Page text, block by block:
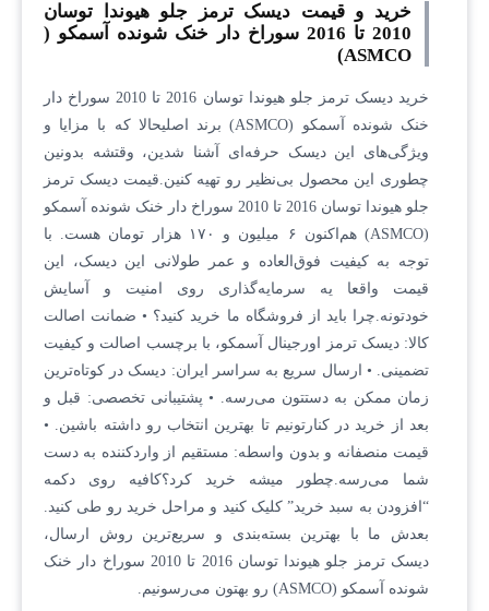
خرید و قیمت دیسک ترمز جلو هیوندا توسان
2010 تا 2016 سوراخ دار خنک شونده آسمکو (
ASMCO)
خرید دیسک ترمز جلو هیوندا توسان 2016 تا 2010 سوراخ دار
خنک شونده آسمکو (ASMCO) برند اصلیحالا که با مزایا و
ویژگی‌های این دیسک حرفه‌ای آشنا شدین، وقتشه بدونین
چطوری این محصول بی‌نظیر رو تهیه کنین.قیمت دیسک ترمز
جلو هیوندا توسان 2016 تا 2010 سوراخ دار خنک شونده آسمکو
(ASMCO) هم‌اکنون ۶ میلیون و ۱۷۰ هزار تومان هست. با
توجه به کیفیت فوق‌العاده و عمر طولانی این دیسک، این
قیمت واقعا یه سرمایه‌گذاری روی امنیت و آسایش
خودتونه.چرا باید از فروشگاه ما خرید کنید؟ • ضمانت اصالت
کالا: دیسک ترمز اورجینال آسمکو، با برچسب اصالت و کیفیت
تضمینی. • ارسال سریع به سراسر ایران: دیسک در کوتاه‌ترین
زمان ممکن به دستتون می‌رسه. • پشتیبانی تخصصی: قبل و
بعد از خرید در کنارتونیم تا بهترین انتخاب رو داشته باشین. •
قیمت منصفانه و بدون واسطه: مستقیم از واردکننده به دست
شما می‌رسه.چطور میشه خرید کرد؟کافیه روی دکمه
“افزودن به سبد خرید” کلیک کنید و مراحل خرید رو طی کنید.
بعدش ما با بهترین بسته‌بندی و سریع‌ترین روش ارسال،
دیسک ترمز جلو هیوندا توسان 2016 تا 2010 سوراخ دار خنک
شونده آسمکو (ASMCO) رو بهتون می‌رسونیم.